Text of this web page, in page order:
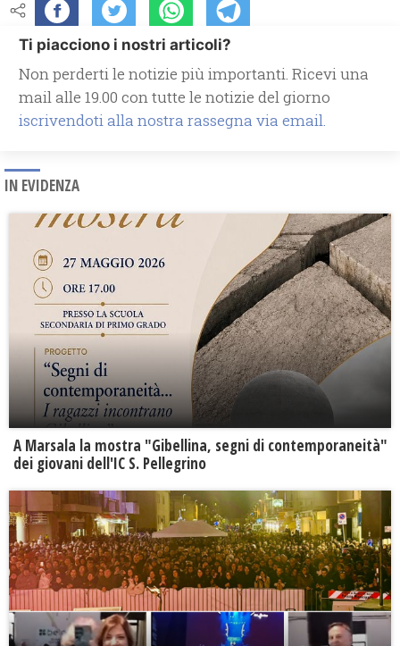
Ti piacciono i nostri articoli?
Non perderti le notizie più importanti. Ricevi una
mail alle 19.00 con tutte le notizie del giorno
iscrivendoti alla nostra rassegna via email.
IN EVIDENZA
A Marsala la mostra "Gibellina, segni di contemporaneità"
dei giovani dell'IC S. Pellegrino